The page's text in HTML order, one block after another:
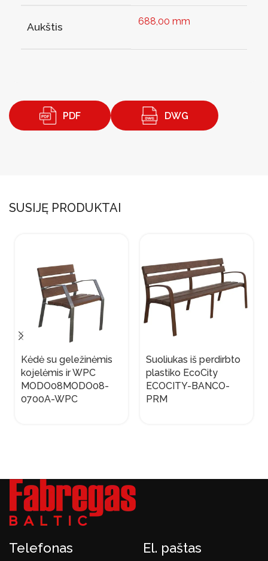
Aukštis 688,00 mm
PDF DWG
SUSIJĘ PRODUKTAI
Kėdė su geležinėmis
kojelėmis ir WPC
MODO08MODO08-
0700A-WPC
Suoliukas iš perdirbto
plastiko EcoCity
ECOCITY-BANCO-
PRM
Telefonas El. paštas